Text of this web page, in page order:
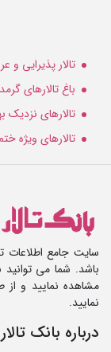
تالار پذیرایی و
باغ تالارهای
تالارهای
تالارهای ویژه
سایت جامع اطلاعات
باشد. شما می
مشاهده نمایید و از
نمایید.
درباره بانک تالار